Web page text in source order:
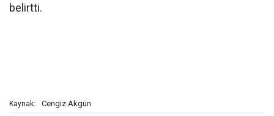
belirtti.
Kaynak: Cengiz Akgün